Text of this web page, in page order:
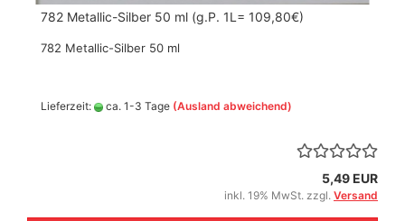
782 Metallic-Silber 50 ml (g.P. 1L= 109,80€)
782 Metallic-Silber 50 ml
Lieferzeit: ca. 1-3 Tage (Ausland abweichend)
5,49 EUR
inkl. 19% MwSt. zzgl. Versand